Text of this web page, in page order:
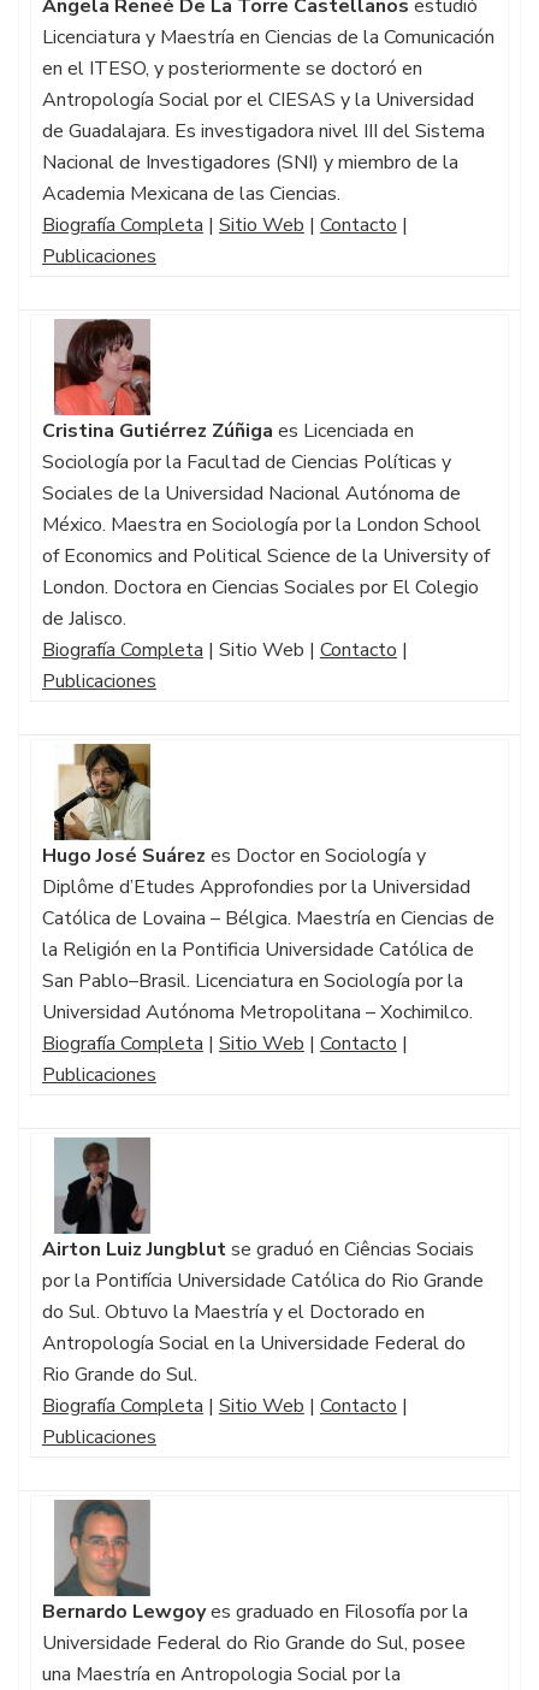
Angela Reneé De La Torre Castellanos estudió
Licenciatura y Maestría en Ciencias de la Comunicación
en el ITESO, y posteriormente se doctoró en
Antropología Social por el CIESAS y la Universidad
de Guadalajara. Es investigadora nivel III del Sistema
Nacional de Investigadores (SNI) y miembro de la
Academia Mexicana de las Ciencias.
Biografía Completa | Sitio Web | Contacto |
Publicaciones
Cristina Gutiérrez Zúñiga es Licenciada en
Sociología por la Facultad de Ciencias Políticas y
Sociales de la Universidad Nacional Autónoma de
México. Maestra en Sociología por la London School
of Economics and Political Science de la University of
London. Doctora en Ciencias Sociales por El Colegio
de Jalisco.
Biografía Completa | Sitio Web | Contacto |
Publicaciones
Hugo José Suárez es Doctor en Sociología y
Diplôme d’Etudes Approfondies por la Universidad
Católica de Lovaina – Bélgica. Maestría en Ciencias de
la Religión en la Pontificia Universidade Católica de
San Pablo–Brasil. Licenciatura en Sociología por la
Universidad Autónoma Metropolitana – Xochimilco.
Biografía Completa | Sitio Web | Contacto |
Publicaciones
Airton Luiz Jungblutse graduó en Ciências Sociais
por la Pontifícia Universidade Católica do Rio Grande
do Sul. Obtuvo la Maestría y el Doctorado en
Antropología Social en la Universidade Federal do
Rio Grande do Sul.
Biografía Completa | Sitio Web | Contacto |
Publicaciones
Bernardo Lewgoyes graduado en Filosofía por la
Universidade Federal do Rio Grande do Sul, posee
una Maestría en Antropologia Social por la